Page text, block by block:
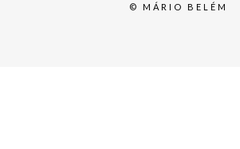
© MÁRIO BELÉM